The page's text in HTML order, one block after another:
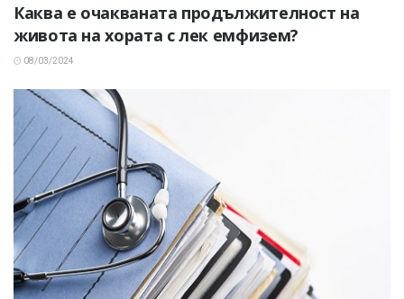
Каква е очакваната продължителност на
живота на хората с лек емфизем?
08/03/2024